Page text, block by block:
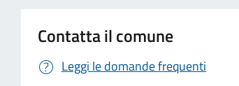
Contatta il comune
Leggi le domande frequenti